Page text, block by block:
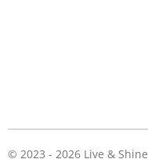
© 2023 - 2026 Live & Shine